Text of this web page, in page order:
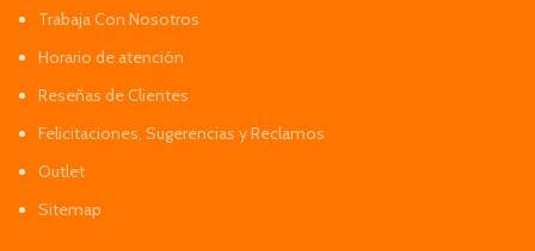
Trabaja Con Nosotros
Horario de atención
Reseñas de Clientes
Felicitaciones, Sugerencias y Reclamos
Outlet
Sitemap